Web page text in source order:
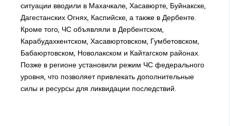
ситуации вводили в Махачкале, Хасавюрте, Буйнакске,
Дагестанских Огнях, Каспийске, а также в Дербенте.
Кроме того, ЧС объявляли в Дербентском,
Карабудахкентском, Хасавюртовском, Гумбетовском,
Бабаюртовском, Новолакском и Кайтагском районах.
Позже в регионе установили режим ЧС федерального
уровня, что позволяет привлекать дополнительные
силы и ресурсы для ликвидации последствий.